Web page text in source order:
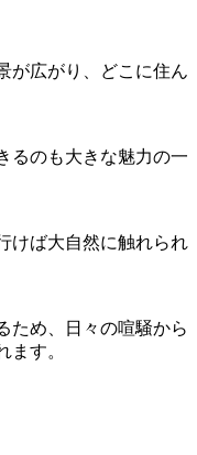
が広がり、どこに住ん
るのも大きな魅力の一
けば大自然に触れられ
ため、日々の喧騒から
ます。